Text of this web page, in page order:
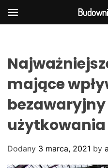
mające
bezawaryjny
Dodany 3 marca, 2021 by